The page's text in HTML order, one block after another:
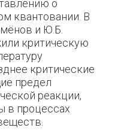
о
квантовании. В
и Ю.Б.
критическую
критические
предел
реакции,
в процессах